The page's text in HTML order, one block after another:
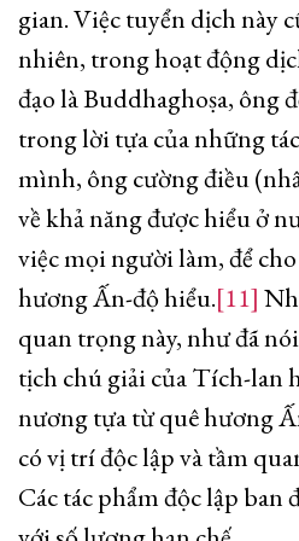
gian. Việc tuyển dịch này
nhiên, trong hoạt động
đạo là Buddhaghoṣa, ông
trong lời tựa của những
mình, ông cường điều
về khả năng được hiểu ở
việc mọi người làm, để
hương Ấn-độ hiểu.[11]
quan trọng này, như đã
tịch chú giải của Tích-lan
nương tựa từ quê hương
có vị trí độc lập và tầm
Các tác phẩm độc lập ban